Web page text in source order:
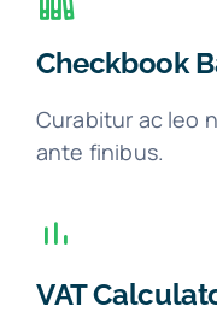
Checkbook
Curabitur ac leo
ante finibus.
VAT